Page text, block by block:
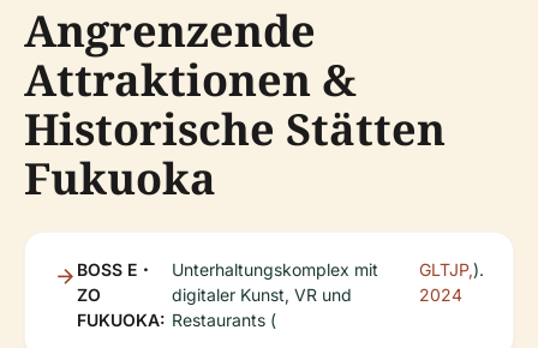
Angrenzende
Attraktionen &
Historische Stätten
Fukuoka
BOSS E・
ZO
FUKUOKA:
Unterhaltungskomplex mit
digitaler Kunst, VR und
Restaurants (
GLTJP,
2024
).